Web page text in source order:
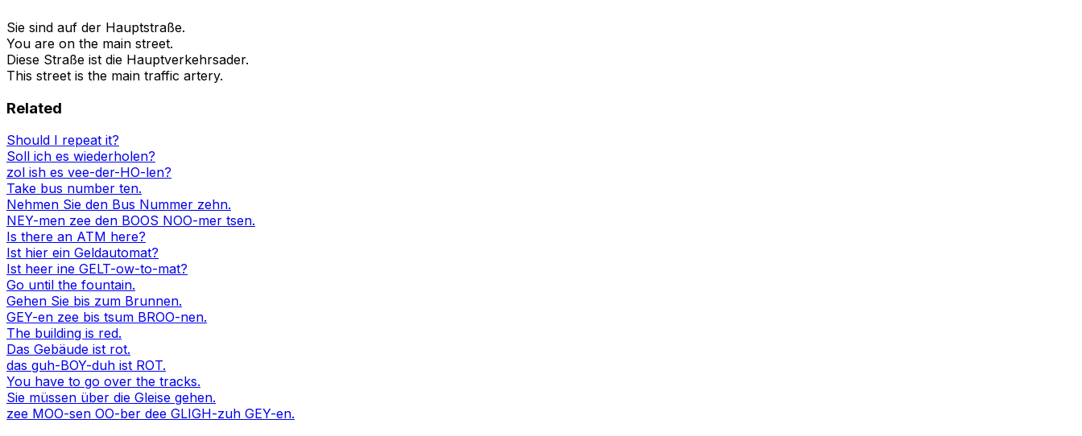
Sie sind auf der Hauptstraße.
You are on the main street.
Diese Straße ist die Hauptverkehrsader.
This street is the main traffic artery.
Related
Should I repeat it?
Soll ich es wiederholen?
zol ish es vee-der-HO-len?
Take bus number ten.
Nehmen Sie den Bus Nummer zehn.
NEY-men zee den BOOS NOO-mer tsen.
Is there an ATM here?
Ist hier ein Geldautomat?
Ist heer ine GELT-ow-to-mat?
Go until the fountain.
Gehen Sie bis zum Brunnen.
GEY-en zee bis tsum BROO-nen.
The building is red.
Das Gebäude ist rot.
das guh-BOY-duh ist ROT.
You have to go over the tracks.
Sie müssen über die Gleise gehen.
zee MOO-sen OO-ber dee GLIGH-zuh GEY-en.